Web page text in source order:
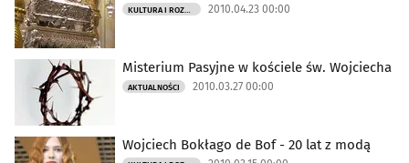
KULTURA I ROZRYWKA 2010.04.23 00:00
Misterium Pasyjne w kościele św. Wojciecha
AKTUALNOŚCI 2010.03.27 00:00
Wojciech Bokłago de Bof - 20 lat z modą